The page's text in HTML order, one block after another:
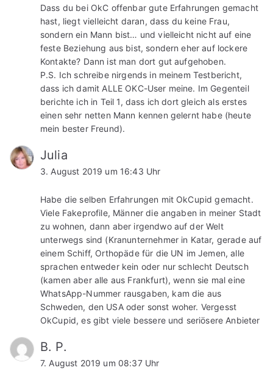
Dass du bei OkC offenbar gute Erfahrungen gemacht
hast, liegt vielleicht daran, dass du keine Frau,
sondern ein Mann bist… und vielleicht nicht auf eine
feste Beziehung aus bist, sondern eher auf lockere
Kontakte? Dann ist man dort gut aufgehoben.
P.S. Ich schreibe nirgends in meinem Testbericht,
dass ich damit ALLE OKC-User meine. Im Gegenteil
berichte ich in Teil 1, dass ich dort gleich als erstes
einen sehr netten Mann kennen gelernt habe (heute
mein bester Freund).
Julia
3. August 2019 um 16:43 Uhr
Habe die selben Erfahrungen mit OkCupid gemacht.
Viele Fakeprofile, Männer die angaben in meiner Stadt
zu wohnen, dann aber irgendwo auf der Welt
unterwegs sind (Kranunternehmer in Katar, gerade auf
einem Schiff, Orthopäde für die UN im Jemen, alle
sprachen entweder kein oder nur schlecht Deutsch
(kamen aber alle aus Frankfurt), wenn sie mal eine
WhatsApp-Nummer rausgaben, kam die aus
Schweden, den USA oder sonst woher. Vergesst
OkCupid, es gibt viele bessere und seriösere Anbieter
B. P.
7. August 2019 um 08:37 Uhr